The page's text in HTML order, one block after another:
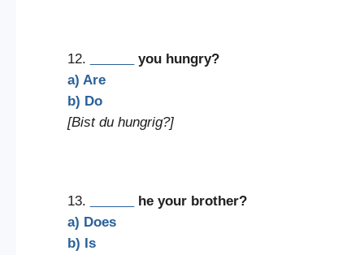
12.
you hungry?
a) Are
b) Do
[Bist du hungrig?]
13.
he your brother?
a) Does
b) Is